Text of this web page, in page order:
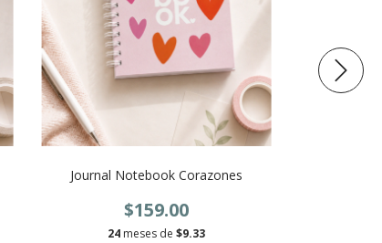
Journal Notebook Corazones
$159.00
24 meses de $9.33